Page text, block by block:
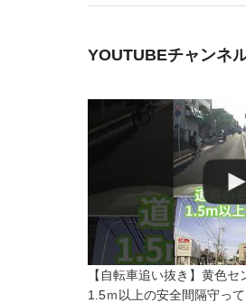
YOUTUBEチャンネ
【自転車追い抜き】黄色
1.5ｍ以上の安全間隔守っ